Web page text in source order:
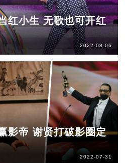
红小生 无歌也可开红
2022-08-06
影帝 谢贤打破影圈定
2022-07-31